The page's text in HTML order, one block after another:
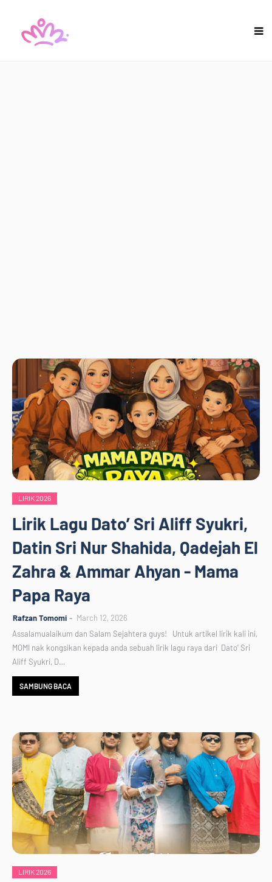
LIRIK 2026
Lirik Lagu Dato’ Sri Aliff Syukri,
Datin Sri Nur Shahida, Qadejah El
Zahra & Ammar Ahyan - Mama
Papa Raya
Rafzan Tomomi
March 12, 2026
Assalamualaikum dan Salam Sejahtera guys! Untuk artikel lirik kali ini,
MOMI nak kongsikan kepada anda sebuah lirik lagu raya dari Dato’ Sri
Aliff Syukri, D…
SAMBUNG BACA
LIRIK 2026